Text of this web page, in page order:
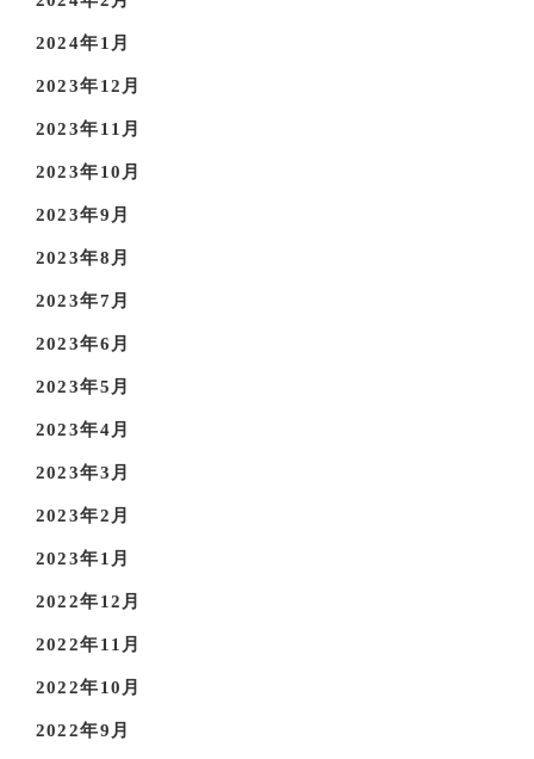
2024年1月
2023年12月
2023年11月
2023年10月
2023年9月
2023年8月
2023年7月
2023年6月
2023年5月
2023年4月
2023年3月
2023年2月
2023年1月
2022年12月
2022年11月
2022年10月
2022年9月